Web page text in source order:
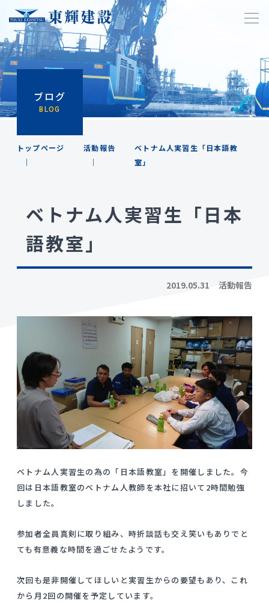
ブログ
BLOG
トップページ 活動報告
ベトナム人実習生「日本語教
室」
ベトナム人実習生「日本
語教室」
2019.05.31 活動報告
ベトナム人実習生の為の「日本語教室」を開催しました。今
回は日本語教室のベトナム人教師を本社に招いて2時間勉強
しました。
参加者全員真剣に取り組み、時折談話も交え笑いもありでと
ても有意義な時間を過ごせたようです。
次回も是非開催してほしいと実習生からの要望もあり、これ
から月2回の開催を予定しています。